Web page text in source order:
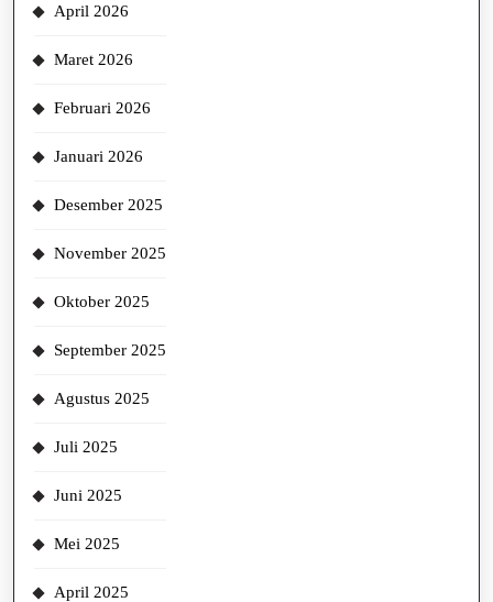
April 2026
Maret 2026
Februari 2026
Januari 2026
Desember 2025
November 2025
Oktober 2025
September 2025
Agustus 2025
Juli 2025
Juni 2025
Mei 2025
April 2025